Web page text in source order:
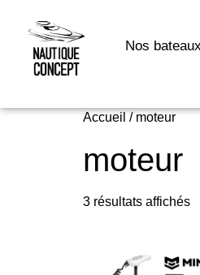
Nos
Accueil / moteur
moteur
3 résultats affichés